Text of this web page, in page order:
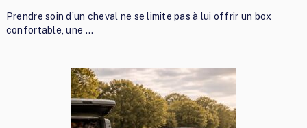
Prendre soin d’un cheval ne se limite pas à lui offrir un box
confortable, une …